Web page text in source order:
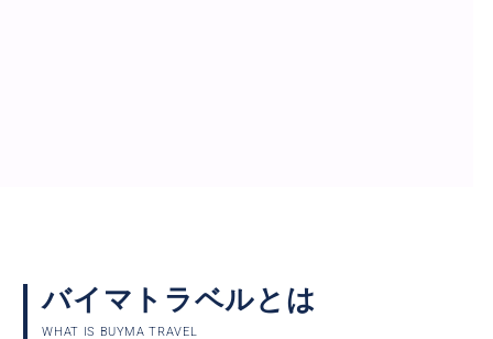
バイマトラベルとは
WHAT IS BUYMA TRAVEL